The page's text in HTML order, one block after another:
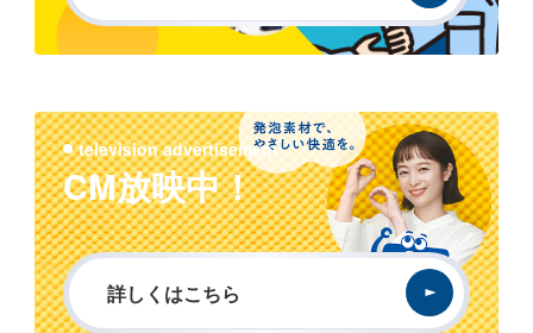
television advertisement
CM放映中！
詳しくはこちら